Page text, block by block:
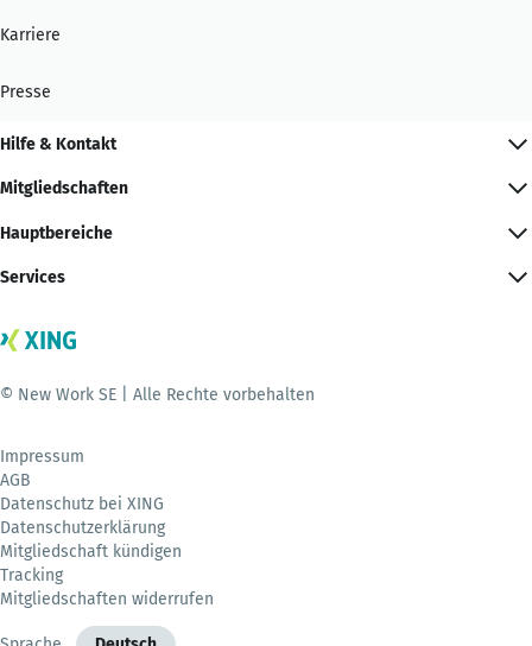
Karriere
Presse
Hilfe & Kontakt
Mitgliedschaften
Hauptbereiche
Services
© New Work SE | Alle Rechte vorbehalten
Impressum
AGB
Datenschutz bei XING
Datenschutzerklärung
Mitgliedschaft kündigen
Tracking
Mitgliedschaften widerrufen